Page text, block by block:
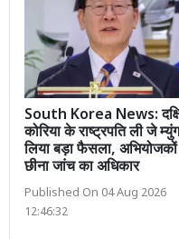
South Korea News:
कोरिया के राष्ट्रपति ली जे
लिया बड़ा फैसला,
छीना जांच का अधिकार
Published On 04 Aug 2026
12:46:32